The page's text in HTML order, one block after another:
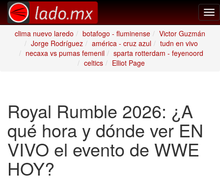
clima nuevo laredo
botafogo - fluminense
Victor Guzmán
Jorge Rodríguez
américa - cruz azul
tudn en vivo
necaxa vs pumas femenil
sparta rotterdam - feyenoord
celtics
Elliot Page
Royal Rumble 2026: ¿A
qué hora y dónde ver EN
VIVO el evento de WWE
HOY?